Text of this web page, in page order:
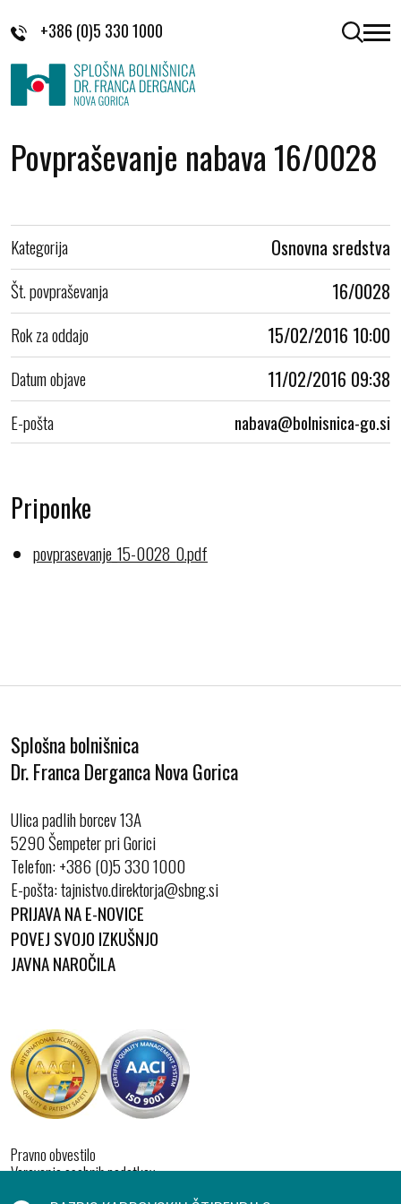
+386 (0)5 330 1000 odpri
Povpraševanje nabava 16/0028
Kategorija Osnovna sredstva
Št. povpraševanja 16/0028
Rok za oddajo 15/02/2016 10:00
Datum objave 11/02/2016 09:38
E-pošta
Priponke
povprasevanje_15-0028_0.pdf
Splošna bolnišnica
Dr. Franca Derganca Nova Gorica
Ulica padlih borcev 13A
5290 Šempeter pri Gorici
Telefon:+386 (0)5 330 1000
E-pošta:
PRIJAVA NA E-NOVICE
POVEJ SVOJO IZKUŠNJO
JAVNA NAROČILA
Pravno obvestilo
Varovanje osebnih podatkov